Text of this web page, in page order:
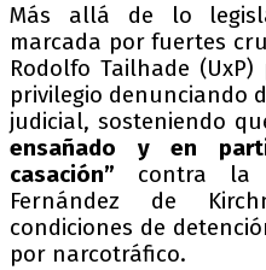
Más allá de lo
marcada por fuertes
Rodolfo Tailhade
privilegio denunciando
judicial, sosteniendo
ensañado y en
casación” contra la
Fernández de
condiciones de
por narcotráfico.